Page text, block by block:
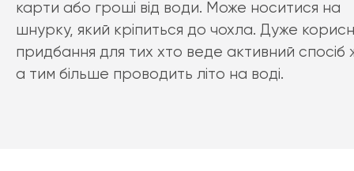
карти або гроші від води. Може носитися на
шнурку, який кріпиться до чохла. Дуже
придбання для тих хто веде активний спосіб
а тим більше проводить літо на воді.